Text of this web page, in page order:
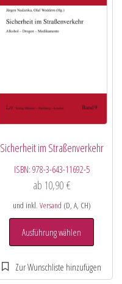
Sicherheit im Straßenverkehr
ISBN: 978-3-643-11692-5
ab 10,90 €
und inkl. Versand (D, A, CH)
Ausführung wählen